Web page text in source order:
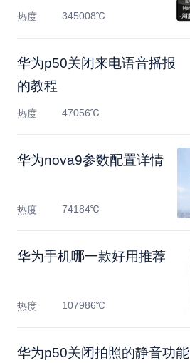
热度 345008℃
​华为p50关闭来电语音播报
的教程
热度 47056℃
华为nova9参数配置详情
热度 74184℃
华为手机哪一款好用推荐
热度 107986℃
​华为p50关闭拍照的静音功能